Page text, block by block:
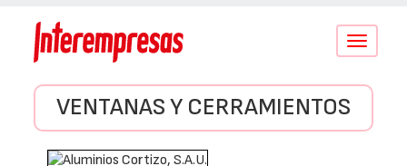
Conmutar
VENTANAS Y CERRAMIENTOS